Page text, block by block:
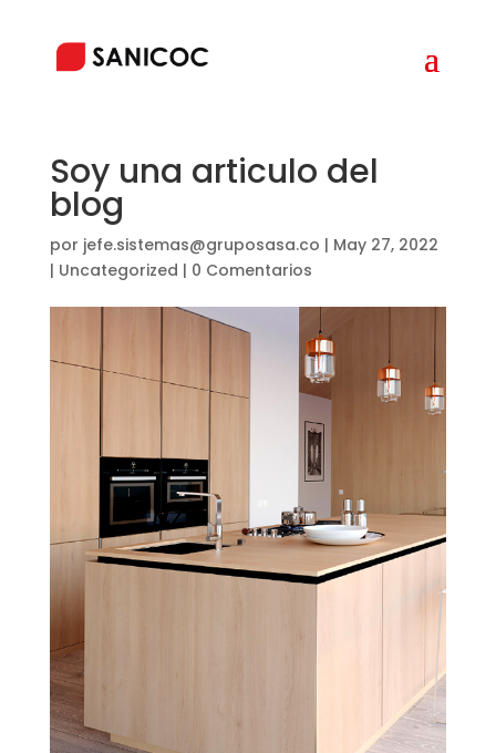
Soy una articulo del
blog
por jefe.sistemas@gruposasa.co | May 27, 2022
| Uncategorized | 0 Comentarios